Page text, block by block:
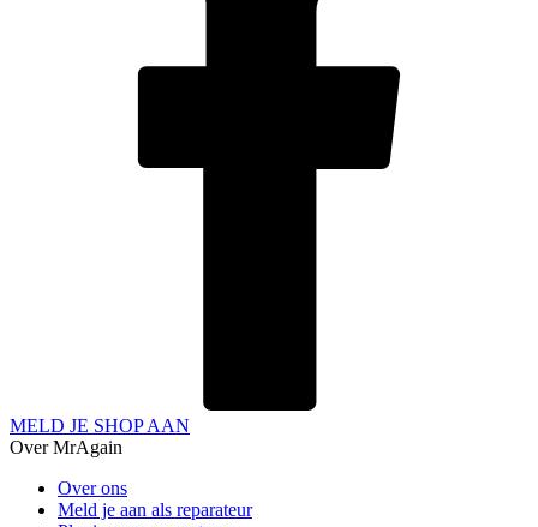
MELD JE SHOP AAN
Over MrAgain
Over ons
Meld je aan als reparateur